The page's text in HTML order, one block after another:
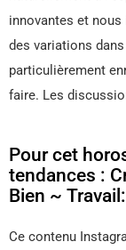
innovantes et
des variations
particulièrement
faire. Les
Pour cet
tendances :
Bien ~
Ce contenu